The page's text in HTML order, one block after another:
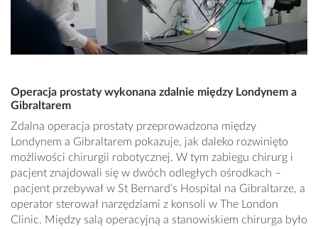
Operacja prostaty wykonana zdalnie między Londynem a
Gibraltarem
Zdalna operacja prostaty przeprowadzona między
Londynem a Gibraltarem pokazuje, jak daleko rozwinięto
możliwości chirurgii robotycznej. W tym zabiegu chirurg i
pacjent znajdowali się w dwóch odległych ośrodkach –
pacjent przebywał w St Bernard’s Hospital na Gibraltarze, a
operator sterował narzędziami z konsoli w The London
Clinic. Między salą operacyjną a stanowiskiem chirurga było